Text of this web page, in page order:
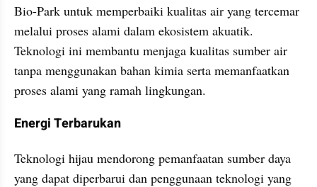
Bio-Park untuk memperbaiki kualitas air yang tercemar
melalui proses alami dalam ekosistem akuatik.
Teknologi ini membantu menjaga kualitas sumber air
tanpa menggunakan bahan kimia serta memanfaatkan
proses alami yang ramah lingkungan.
Energi Terbarukan
Teknologi hijau mendorong pemanfaatan sumber daya
yang dapat diperbarui dan penggunaan teknologi yang